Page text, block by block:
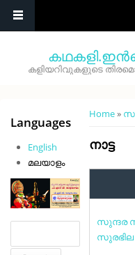
കളിയറിവുകളുടെ
You
Home»
നാട്ട
സുന്ദര
സുരഭില
Languages
English
മലയാളം